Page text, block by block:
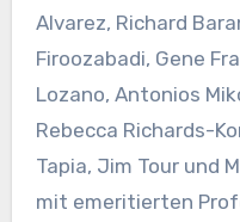
Alvarez, Richard
Firoozabadi, Gene
Lozano, Antonios
Rebecca Richards-
Tapia, Jim Tour und
mit emeritierten